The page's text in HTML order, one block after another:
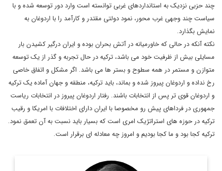
چند حزبی نزدیک به استانداردهای غربی توانسته است وارد دور توسعه شده و با
سیاست چند وجهی غرب محور، نمود دولتی مقتدر و کارآمد را با اردوغان به
نمایش بگذارد.
نکته آنکه در حالی که خاورمیانه در آتش بحران بوده و ایران درگیر کشیدن بار
مسایلی بیش از ظرفیت خود می باشد، ترکیه در حال تجربه و گذر از یک توسعه
متوازن و مستمر در همه سطوح و بستر ها می باشد. اگر مشکل و اتفاق خاصی
رخ نداده و اردوغان پیروز شده و بماند، باید ترکیه، منطقه و جهان آماده یک ترکیه
و اردوغان قوی تر پس از انتخابات باشند. رفتار اردوغان پیروز در انتخابات ریاست
جمهوری در فرداهای پیش رو مخصوصا با ایران دارای اختلافات با امریکا و رقیب
ترکیه در حوزه های استراتژیک امری است که بسیار باید نسبت به آن تعمق نمود.
ترکیه کجا بود و ما کجا بودیم و امروز چه معادله ای برقرار است.